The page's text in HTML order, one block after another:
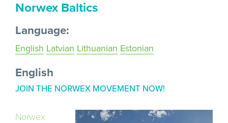
Norwex Baltics
Language:
English Latvian Lithuanian Estonian
English
JOIN THE NORWEX MOVEMENT NOW!
Norwex